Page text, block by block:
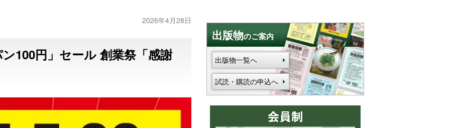
2026年4月28日
100円」セール 創業祭「感謝
出版物のご案内
出版物一覧へ
試読・購読の申込へ